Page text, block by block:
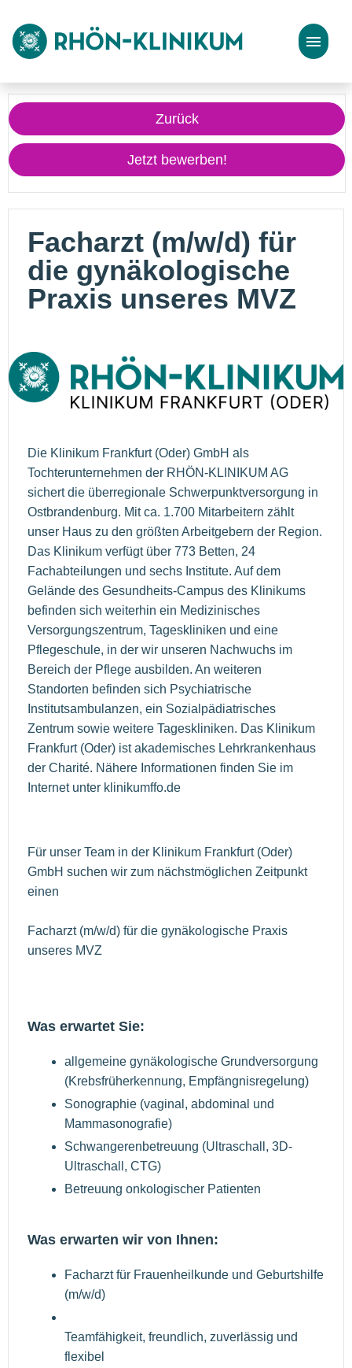
Stellenangebote
Bewerbungstipps
Zurück
Jetzt bewerben!
Facharzt (m/w/d) für
die gynäkologische
Praxis unseres MVZ
Die Klinikum Frankfurt (Oder) GmbH als
Tochterunternehmen der RHÖN-KLINIKUM AG
sichert die überregionale Schwerpunktversorgung in
Ostbrandenburg. Mit ca. 1.700 Mitarbeitern zählt
unser Haus zu den größten Arbeitgebern der Region.
Das Klinikum verfügt über 773 Betten, 24
Fachabteilungen und sechs Institute. Auf dem
Gelände des Gesundheits-Campus des Klinikums
befinden sich weiterhin ein Medizinisches
Versorgungszentrum, Tageskliniken und eine
Pflegeschule, in der wir unseren Nachwuchs im
Bereich der Pflege ausbilden. An weiteren
Standorten befinden sich Psychiatrische
Institutsambulanzen, ein Sozialpädiatrisches
Zentrum sowie weitere Tageskliniken. Das Klinikum
Frankfurt (Oder) ist akademisches Lehrkrankenhaus
der Charité. Nähere Informationen finden Sie im
Internet unter klinikumffo.de
Für unser Team in der Klinikum Frankfurt (Oder)
GmbH suchen wir zum nächstmöglichen Zeitpunkt
einen
Facharzt (m/w/d) für die gynäkologische Praxis
unseres MVZ
Was erwartet Sie:
allgemeine gynäkologische Grundversorgung
(Krebsfrüherkennung, Empfängnisregelung)
Sonographie (vaginal, abdominal und
Mammasonografie)
Schwangerenbetreuung (Ultraschall, 3D-
Ultraschall, CTG)
Betreuung onkologischer Patienten
Was erwarten wir von Ihnen:
Facharzt für Frauenheilkunde und Geburtshilfe
(m/w/d)
Teamfähigkeit, freundlich, zuverlässig und
flexibel